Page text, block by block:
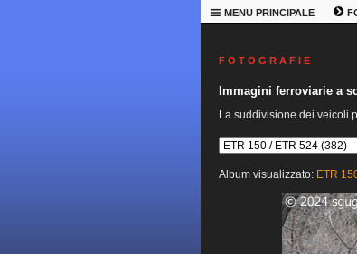
MENU PRINCIPALE
F O T O G R A F I E
Immagini ferroviarie a
La suddivisione dei veicoli
Album visualizzato: ETR